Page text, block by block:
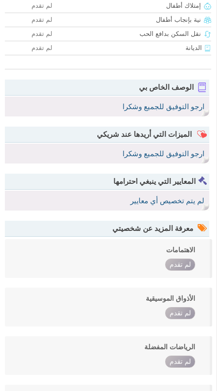
إمتلاك أطفال
لم تقدم
نية بإنجاب أطفال
لم تقدم
نقل السكن بدافع الحب
لم تقدم
الديانة
لم تقدم
الوصف الخاص بي
ارجو التوفيق للجميع وشكرا
الميزات التي أريدها عند شريكي
ارجو التوفيق للجميع وشكرا
المعايير التي ينبغي احترامها
لم يتم تخصيص أي معايير
معرفة المزيد عن شخصيتي
الاهتمامات
لم تقدم
الأذواق الموسيقية
لم تقدم
الرياضات المفضلة
لم تقدم